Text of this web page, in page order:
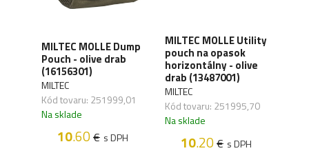
MILTEC MOLLE Dump
Pouch - olive drab
(16156301)
MILTEC
Kód tovaru: 251999,01
Na sklade
10.60€ s DPH
MILTEC MOLLE Utility
pouch na opasok
horizontálny - olive
drab (13487001)
MILTEC
Kód tovaru: 251995,70
Na sklade
10.20€ s DPH